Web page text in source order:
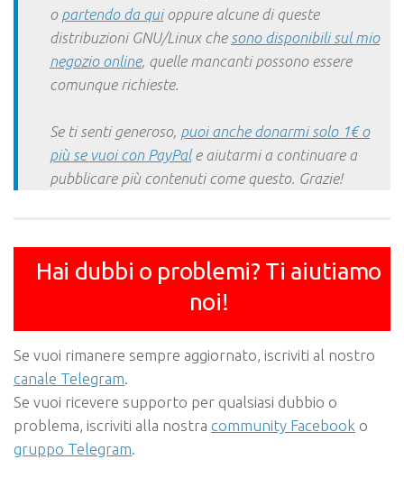
o partendo da quioppure alcune di queste
distribuzioni GNU/Linux che sono disponibili sul mio
negozio online, quelle mancanti possono essere
comunque richieste.
Se ti senti generoso, puoi anche donarmi solo 1€ o
più se vuoi con PayPale aiutarmi a continuare a
pubblicare più contenuti come questo. Grazie!
Hai dubbi o problemi? Ti aiutiamo
noi!
Se vuoi rimanere sempre aggiornato, iscriviti al nostro
canale Telegram
Se vuoi ricevere supporto per qualsiasi dubbio o
problema, iscriviti alla nostra community Facebook o
gruppo Telegram